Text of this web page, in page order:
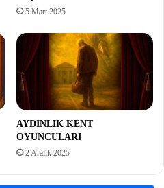
5 Mart 2025
AYDINLIK KENT
OYUNCULARI
2 Aralık 2025